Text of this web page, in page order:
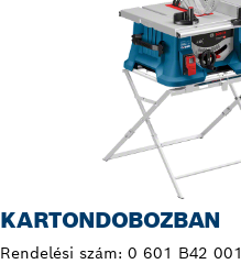
KARTONDOBOZBAN
Rendelési szám: 0 601 B42 001